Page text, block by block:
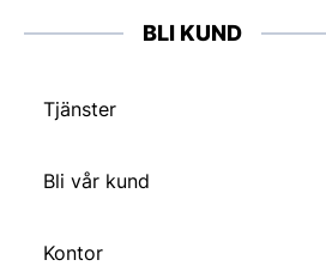
BLI KUND
Tjänster
Bli vår kund
Kontor